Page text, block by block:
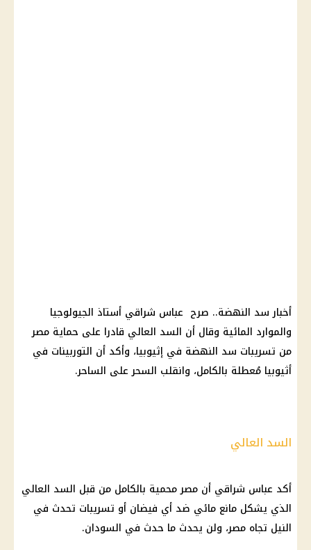
أخبار سد النهضة.. صرح عباس شراقي أستاذ الجيولوجيا
والموارد المائية وقال أن السد العالي قادرا على حماية مصر
من تسريبات سد النهضة في إثيوبيا، وأكد أن التوربينات في
أثيوبيا مُعطلة بالكامل، وانقلب السحر على الساحر.
السد العالي
أكد عباس شراقي أن مصر محمية بالكامل من قبل السد العالي
الذي يشكل مانع مائي ضد أي فيضان أو تسريبات تحدث في
النيل تجاه مصر، ولن يحدث ما حدث في السودان.